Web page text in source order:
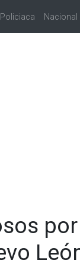
Policiaca Nacional